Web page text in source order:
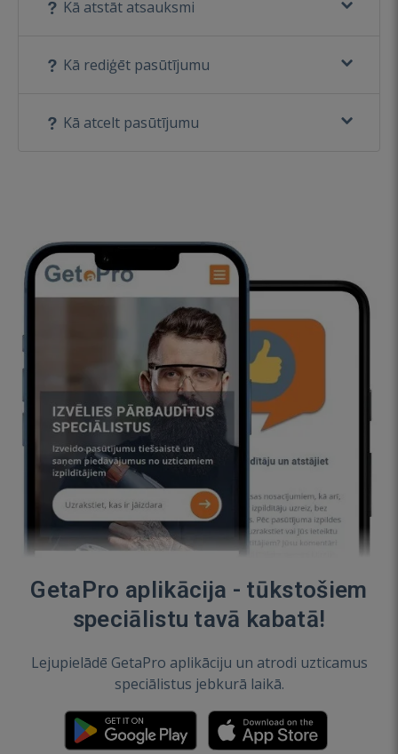
Kā atstāt atsauksmi
Kā rediģēt pasūtījumu
Kā atcelt pasūtījumu
GetaPro aplikācija - tūkstošiem
speciālistu tavā kabatā!
Lejupielādē GetaPro aplikāciju un atrodi uzticamus
speciālistus jebkurā laikā.